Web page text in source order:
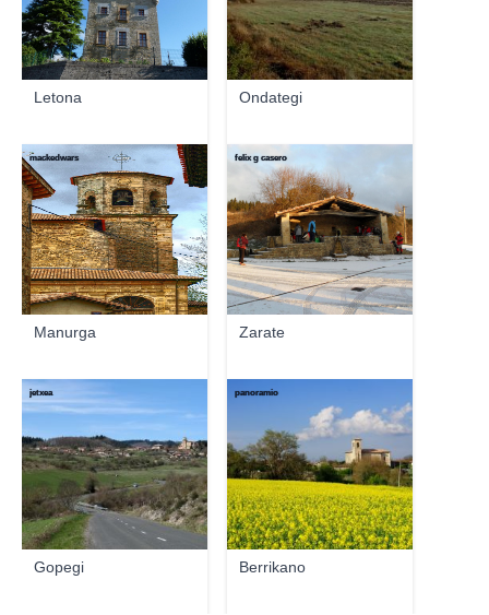
Letona Ondategi
Manurga
mackedwars
Zarate
felix g casero
Gopegi
jetxea
Berrikano
panoramio